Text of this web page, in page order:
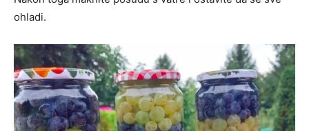
ohladi.